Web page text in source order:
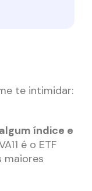
te intimidar:
índice e
é o ETF
maiores